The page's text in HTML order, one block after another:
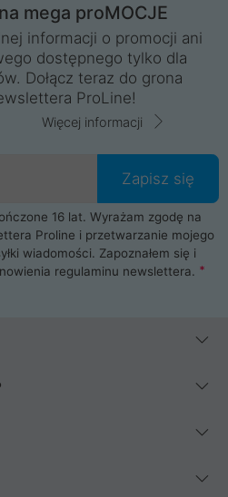
mega proMOCJE
informacji o promocji ani
dostępnego tylko dla
Dołącz teraz do grona
ProLine!
Więcej informacji
Zapisz się
16 lat. Wyrażam zgodę na
Proline i przetwarzanie mojego
wiadomości. Zapoznałem się i
regulaminu newslettera.